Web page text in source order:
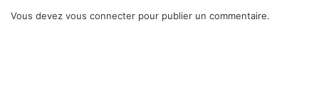
Vous devez vous connecter pour publier un commentaire.